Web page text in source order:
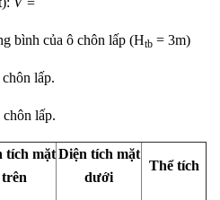
bình của ô chôn lấp (Htb = 3m)
lấp.
lấp.
tích mặt
trên
Diện tích mặt
dưới
Thể tích